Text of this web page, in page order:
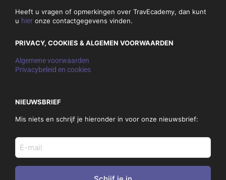
Heeft u vragen of opmerkingen over TravEcademy, dan kunt
u hier onze contactgegevens vinden.
PRIVACY, COOKIES & ALGEMEN VOORWAARDEN
Algemene voorwaarden
Privacybeleid en cookies
NIEUWSBRIEF
Mis niets en schrijf je hieronder in voor onze nieuwsbrief:
E-
mail